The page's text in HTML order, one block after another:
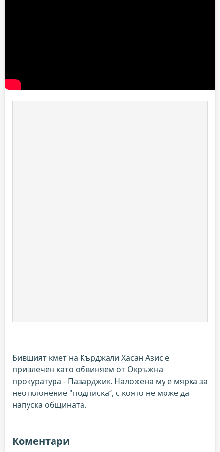
Бившият кмет на Кърджали Хасан Азис е
привлечен като обвиняем от Окръжна
прокуратура - Пазарджик. Наложена му е мярка за
неотклонение "подписка“, с която не може да
напуска общината.
Коментари